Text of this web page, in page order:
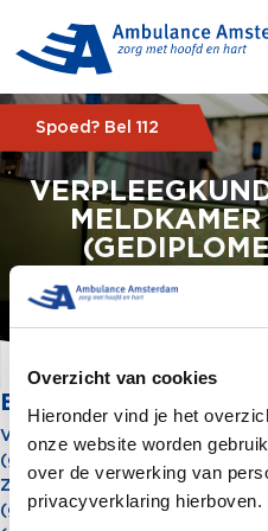
Overzicht van cookies
Hieronder vind je het
onze website worden
over de verwerking van
privacyverklaring hierboven.
Spoed? Bel 112
BEPAALDE TIJD
Verpleegkundig Centralist
(gediplomeerd of i.o.)
Zaandam (gediplomeerd of
(gediplomeerd of i.o.)